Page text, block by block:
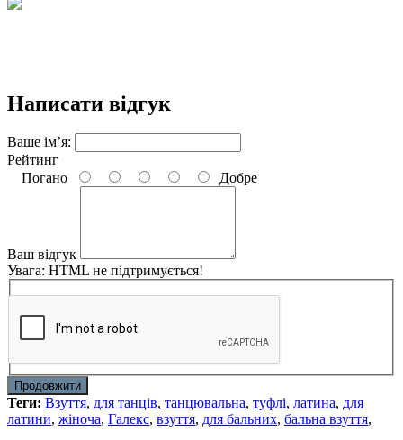
Написати відгук
Ваше ім’я:
Рейтинг
Погано
Добре
Ваш відгук
Увага: HTML не підтримується!
Продовжити
Теги: Взуття, для танців, танцювальна, туфлі, латина, для
латини, жіноча, Галекс, взуття, для бальних, бальна взуття,